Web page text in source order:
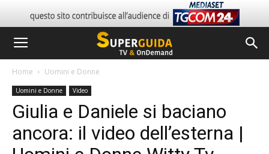
Home Uomini e Donne
Uomini e Donne Video
Giulia e Daniele si baciano
ancora: il video dell’esterna |